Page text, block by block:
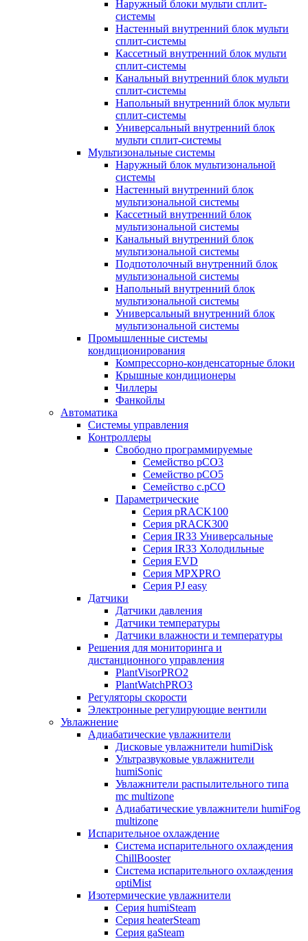
Наружный блоки мульти сплит-
системы
Настенный внутренний блок мульти
сплит-системы
Кассетный внутренний блок мульти
сплит-системы
Канальный внутренний блок мульти
сплит-системы
Напольный внутренний блок мульти
сплит-системы
Универсальный внутренний блок
мульти сплит-системы
Мультизональные системы
Наружный блок мультизональной
системы
Настенный внутренний блок
мультизональной системы
Кассетный внутренний блок
мультизональной системы
Канальный внутренний блок
мультизональной системы
Подпотолочный внутренний блок
мультизональной системы
Напольный внутренний блок
мультизональной системы
Универсальный внутренний блок
мультизональной системы
Промышленные системы
кондиционирования
Компрессорно-конденсаторные блоки
Крышные кондиционеры
Чиллеры
Фанкойлы
Автоматика
Системы управления
Контроллеры
Свободно программируемые
Семейство pCO3
Семейство pCO5
Семейство c.pCO
Параметрические
Серия pRACK100
Серия pRACK300
Серия IR33 Универсальные
Серия IR33 Холодильные
Серия EVD
Серия MPXPRO
Серия PJ easy
Датчики
Датчики давления
Датчики температуры
Датчики влажности и температуры
Решения для мониторинга и
дистанционного управления
PlantVisorPRO2
PlantWatchPRO3
Регуляторы скорости
Электронные регулирующие вентили
Увлажнение
Адиабатические увлажнители
Дисковые увлажнители humiDisk
Ультразвуковые увлажнители
humiSonic
Увлажнители распылительного типа
mc multizone
Адиабатические увлажнители humiFog
multizone
Испарительное охлаждение
Система испарительного охлаждения
ChillBooster
Система испарительного охлаждения
optiMist
Изотермические увлажнители
Серия humiSteam
Серия heaterSteam
Серия gaSteam